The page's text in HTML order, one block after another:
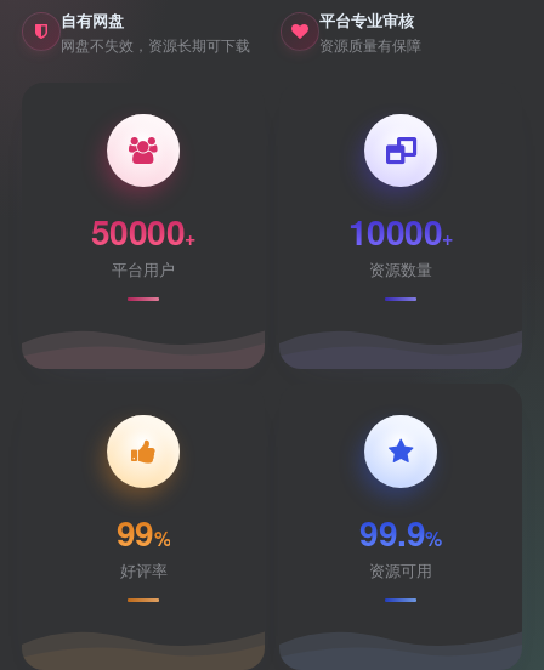
自有网盘
网盘不失效，资源长期可下载
平台专业审核
资源质量有保障
50000+
平台用户
10000+
资源数量
99%
好评率
99.9%
资源可用